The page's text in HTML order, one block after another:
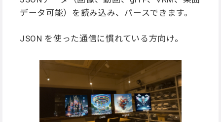
データ可能）を読み込み、パースできます。
JSON を使った通信に慣れている方向け。